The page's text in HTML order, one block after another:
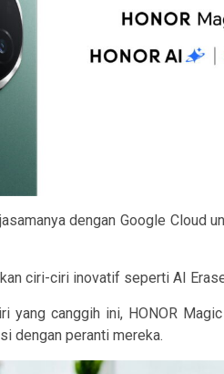
dengan Google
ciri-ciri inovatif seperti AI
yang canggih ini, HONOR
dengan peranti mereka.